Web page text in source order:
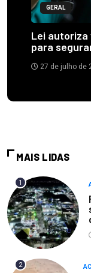
GERAL
Lei autoriza
para
27 de julho de
MAIS LIDAS
1
2